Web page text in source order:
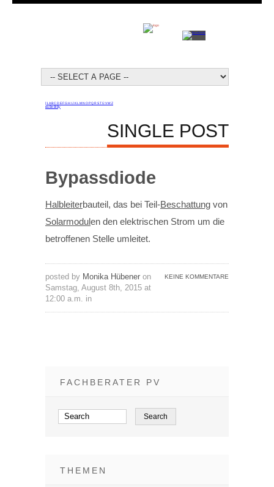
[1 ABCDEFGHI JKL MNOPQRSTÜVWZ
BaBeBlBy
SINGLE POST
Bypassdiode
Halbleiterbauteil, das bei Teil-Beschattung von
Solarmodulen den elektrischen Strom um die
betroffenen Stelle umleitet.
KEINE KOMMENTARE
posted by Monika Hübener on
Samstag, August 8th, 2015 at
12:00 a.m. in
FACHBERATER PV
THEMEN